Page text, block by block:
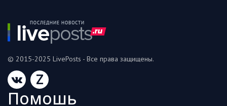
© 2015-2025 LivePosts - Все права защищены.
Z
Помошь